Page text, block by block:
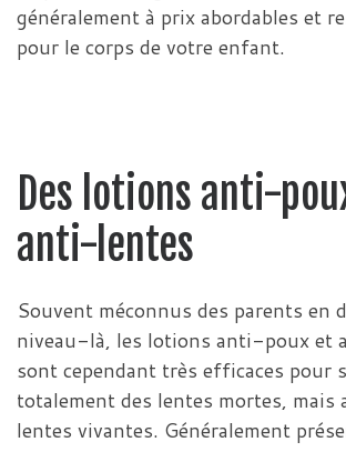
généralement à prix abordables et
pour le corps de votre enfant.
Des lotions anti-
anti-lentes
Souvent méconnus des parents en
niveau-là, les lotions anti-poux et
sont cependant très efficaces pour
totalement des lentes mortes, mais
lentes vivantes. Généralement